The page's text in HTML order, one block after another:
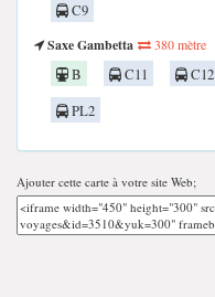
C9
Saxe Gambetta
380 mètre
B C11 C12
PL2
Ajouter cette carte à votre site Web;